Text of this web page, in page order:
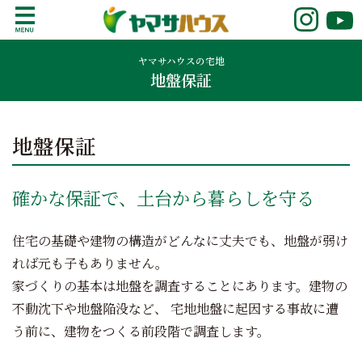
o
鹿児島で注文住宅ならヤマサハウス
新築の注文住宅や建売モデルハウスをお探し
の方はこちら。鹿児島県内で11年連続ナンバ
ーワンの実績を誇る、絆の家でおなじみの
ヤマサハウス。展示場情報や家づくりのこだ
ヤマサハウスの宅地
地盤保証
地盤保証
確かな保証で、土台から暮らしを守る
住宅の基礎や建物の構造がどんなに丈夫でも、地盤が弱け
れば元も子もありません。
家づくりの基本は地盤を調査することにあります。建物の
不動沈下や地盤陥没など、 宅地地盤に起因する事故に遭
う前に、建物をつくる前段階で調査します。